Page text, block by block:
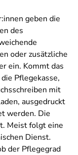
geben die
des
oder zusätzliche
ein. Kommt das
Pflegekasse,
mit
ausgedruckt
werden. Die
Meist folgt eine
Dienst.
der Pflegegrad